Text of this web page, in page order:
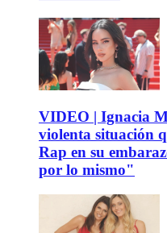
VIDEO | Ignacia
violenta situación
Rap en su
por lo mismo"